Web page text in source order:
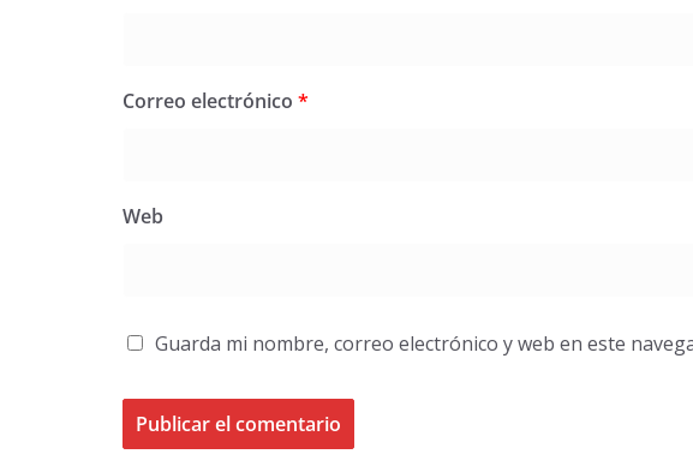
Correo electrónico *
Web
Guarda mi nombre, correo electrónico y web en este